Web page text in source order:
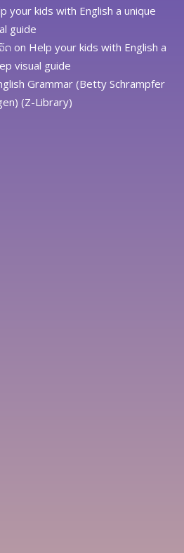
your kids with English a unique
guide
ດ on Help your kids with English a
visual guide
Grammar (Betty Schrampfer
(Z-Library)